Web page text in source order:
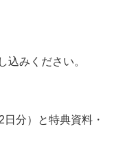
込みください。
分）と特典資料・